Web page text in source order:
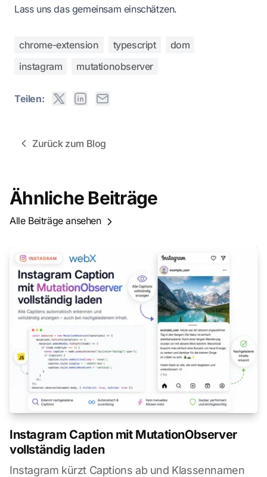
Lass uns das gemeinsam einschätzen.
chrome-extension typescript
dom
instagram
mutationobserver
Teilen:
Zurück zum Blog
Ähnliche Beiträge
Alle Beiträge ansehen
Instagram Caption mit MutationObserver
vollständig laden
Instagram kürzt Captions ab und Klassennamen